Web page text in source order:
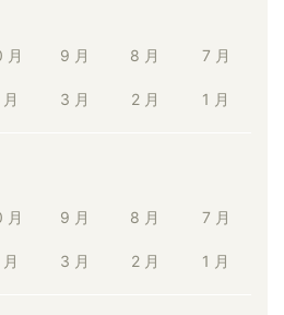
月 9 月 8 月 7 月
3 月 2 月 1 月
月 9 月 8 月 7 月
3 月 2 月 1 月